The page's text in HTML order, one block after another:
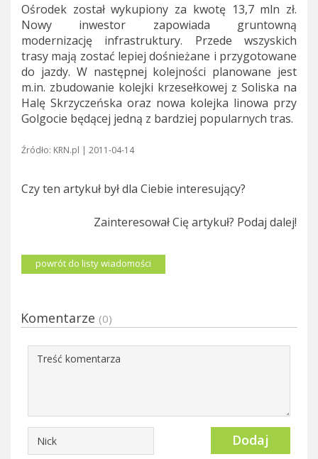
Ośrodek został wykupiony za kwotę 13,7 mln zł.
Nowy inwestor zapowiada gruntowną
modernizację infrastruktury. Przede wszyskich
trasy mają zostać lepiej dośnieżane i przygotowane
do jazdy. W następnej kolejności planowane jest
m.in. zbudowanie kolejki krzesełkowej z Soliska na
Halę Skrzyczeńska oraz nowa kolejka linowa przy
Golgocie będącej jedną z bardziej popularnych tras.
Źródło: KRN.pl | 2011-04-14
Czy ten artykuł był dla Ciebie interesujący?
Zainteresował Cię artykuł? Podaj dalej!
powrót do listy wiadomości
Komentarze (0)
Dodaj